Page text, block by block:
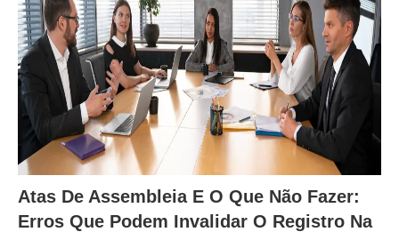
Atas De Assembleia E O Que Não Fazer:
Erros Que Podem Invalidar O Registro Na